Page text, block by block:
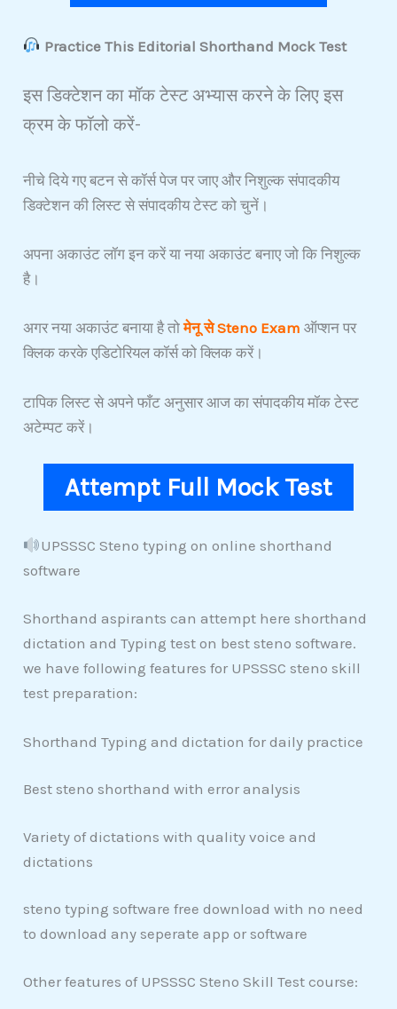
Practice This Editorial Shorthand Mock Test
इस डिक्टेशन का मॉक टेस्ट अभ्यास करने के लिए इस
क्रम के फॉलो करें-
नीचे दिये गए बटन से कॉर्स पेज पर जाए और निशुल्क संपादकीय
डिक्टेशन की लिस्ट से संपादकीय टेस्ट को चुनें।
अपना अकाउंट लॉग इन करें या नया अकाउंट बनाए जो कि निशुल्क
है।
अगर नया अकाउंट बनाया है तोमेनू से Steno Exam ऑप्शन पर
क्लिक करके एडिटोरियल कॉर्स को क्लिक करें।
टापिक लिस्ट से अपने फाँट अनुसार आज का संपादकीय मॉक टेस्ट
अटेम्पट करें।
Attempt Full Mock Test
UPSSSC Steno typing on online shorthand
software
Shorthand aspirants can attempt here shorthand
dictation and Typing test on best steno software.
we have following features for UPSSSC steno skill
test preparation:
Shorthand Typing and dictation for daily practice
Best steno shorthand with error analysis
Variety of dictations with quality voice and
dictations
steno typing software free download with no need
to download any seperate app or software
Other features of UPSSSC Steno Skill Test course: